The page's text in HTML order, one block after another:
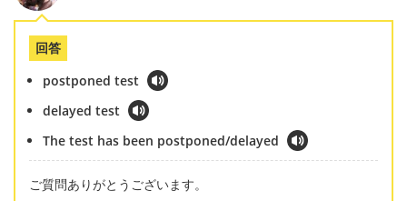
回答
postponed test
delayed test
The test has been postponed/delayed
ご質問ありがとうございます。